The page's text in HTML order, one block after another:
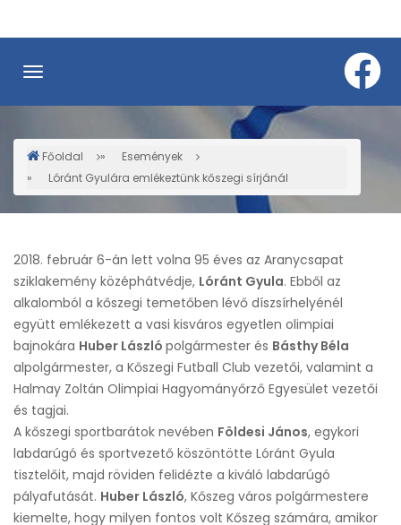
Morzsa
Főoldal
Események
Lóránt Gyulára emlékeztünk kőszegi sírjánál
2018. február 6-án lett volna 95 éves az Aranycsapat
sziklakemény középhátvédje, Lóránt Gyula. Ebből az
alkalomból a kőszegi temetőben lévő díszsírhelyénél
együtt emlékezett a vasi kisváros egyetlen olimpiai
bajnokára Huber László polgármester és Básthy Béla
alpolgármester, a Kőszegi Futball Club vezetői, valamint a
Halmay Zoltán Olimpiai Hagyományőrző Egyesület vezetői
és tagjai.
A kőszegi sportbarátok nevében Földesi János, egykori
labdarúgó és sportvezető köszöntötte Lóránt Gyula
tisztelőit, majd röviden felidézte a kiváló labdarúgó
pályafutását. Huber László, Kőszeg város polgármestere
kiemelte, hogy milyen fontos volt Kőszeg számára, amikor